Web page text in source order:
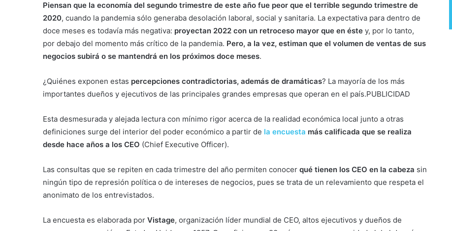
Piensan que la economía del segundo trimestre de este año fue peor que el terrible segundo trimestre de
2020, cuando la pandemia sólo generaba desolación laboral, social y sanitaria. La expectativa para dentro de
doce meses es todavía más negativa: proyectan 2022 con un retroceso mayor que en éste y, por lo tanto,
por debajo del momento más crítico de la pandemia. Pero, a la vez, estiman que el volumen de ventas de sus
negocios subirá o se mantendrá en los próximos doce meses.
¿Quiénes exponen estas percepciones contradictorias, además de dramáticas? La mayoría de los más
importantes dueños y ejecutivos de las principales grandes empresas que operan en el país.PUBLICIDAD
Esta desmesurada y alejada lectura con mínimo rigor acerca de la realidad económica local junto a otras
definiciones surge del interior del poder económico a partir de la encuesta más calificada que se realiza
desde hace años a los CEO (Chief Executive Officer).
Las consultas que se repiten en cada trimestre del año permiten conocer qué tienen los CEO en la cabeza sin
ningún tipo de represión política o de intereses de negocios, pues se trata de un relevamiento que respeta el
anonimato de los entrevistados.
La encuesta es elaborada por Vistage, organización líder mundial de CEO, altos ejecutivos y dueños de